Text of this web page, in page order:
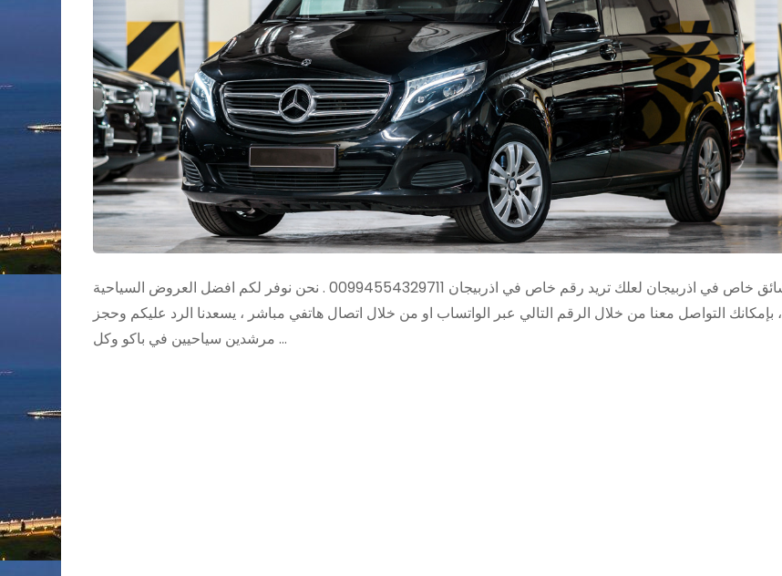
رقم سائق خاص في اذربيجان لعلك تريد رقم خاص في اذربيجان 00994554329711 . نحن نوفر لكم افضل العروض السياحية
، بإمكانك التواصل معنا من خلال الرقم التالي عبر الواتساب او من خلال اتصال هاتفي مباشر ، يسعدنا الرد عليكم وحجز
مرشدين سياحيين في باكو وكل …